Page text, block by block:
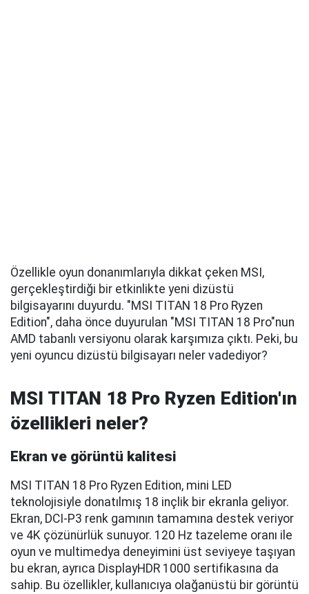
Özellikle oyun donanımlarıyla dikkat çeken MSI,
gerçekleştirdiği bir etkinlikte yeni dizüstü
bilgisayarını duyurdu. "MSI TITAN 18 Pro Ryzen
Edition", daha önce duyurulan "MSI TITAN 18 Pro"nun
AMD tabanlı versiyonu olarak karşımıza çıktı. Peki, bu
yeni oyuncu dizüstü bilgisayarı neler vadediyor?
MSI TITAN 18 Pro Ryzen Edition'ın
özellikleri neler?
Ekran ve görüntü kalitesi
MSI TITAN 18 Pro Ryzen Edition, mini LED
teknolojisiyle donatılmış 18 inçlik bir ekranla geliyor.
Ekran, DCI-P3 renk gamının tamamına destek veriyor
ve 4K çözünürlük sunuyor. 120 Hz tazeleme oranı ile
oyun ve multimedya deneyimini üst seviyeye taşıyan
bu ekran, ayrıca DisplayHDR 1000 sertifikasına da
sahip. Bu özellikler, kullanıcıya olağanüstü bir görüntü